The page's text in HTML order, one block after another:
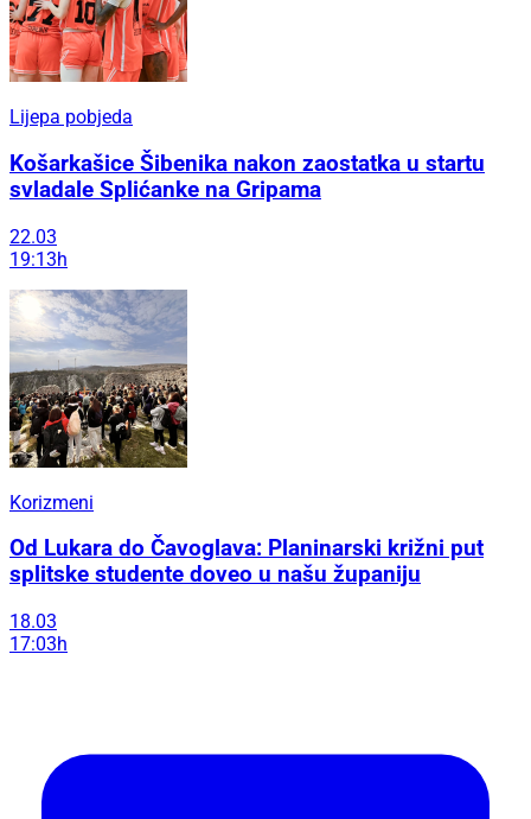
Lijepa pobjeda
Košarkašice Šibenika nakon zaostatka u startu
svladale Splićanke na Gripama
22.03
19:13h
Korizmeni
Od Lukara do Čavoglava: Planinarski križni put
splitske studente doveo u našu županiju
18.03
17:03h